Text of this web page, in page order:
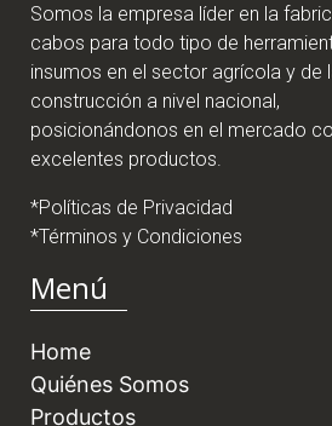
Somos la empresa líder en la
cabos para todo tipo de
insumos en el sector agrícola y de
construcción a nivel nacional,
posicionándonos en el mercado
excelentes productos.
*Políticas de Privacidad
*Términos y Condiciones
Menú
Home
Quiénes Somos
Productos